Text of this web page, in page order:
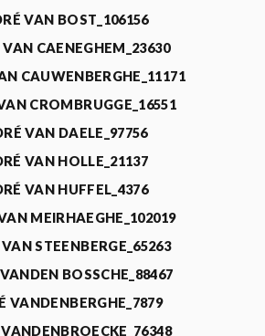
VAN BOST_106156
CAENEGHEM_23630
CAUWENBERGHE_11171
CROMBRUGGE_16551
VAN DAELE_97756
VAN HOLLE_21137
VAN HUFFEL_4376
MEIRHAEGHE_102019
STEENBERGE_65263
BOSSCHE_88467
VANDENBERGHE_7879